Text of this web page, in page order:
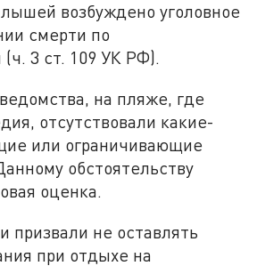
возбуждено уголовное
смерти по
3 ст. 109 УК РФ).
на пляже, где
отсутствовали какие-
или ограничивающие
обстоятельству
оценка.
призвали не оставлять
при отдыхе на